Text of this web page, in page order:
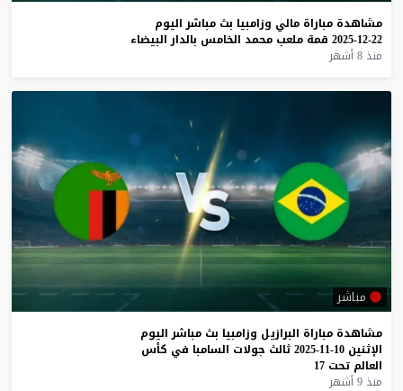
مشاهدة مباراة مالي وزامبيا بث مباشر اليوم
22-12-2025
قمة ملعب محمد الخامس بالدار البيضاء
منذ 8 أشهر
مباشر
مشاهدة مباراة البرازيل وزامبيا بث مباشر اليوم
الإثنين 10-11-2025 ثالث جولات السامبا في كأس
العالم تحت 17
منذ 9 أشهر